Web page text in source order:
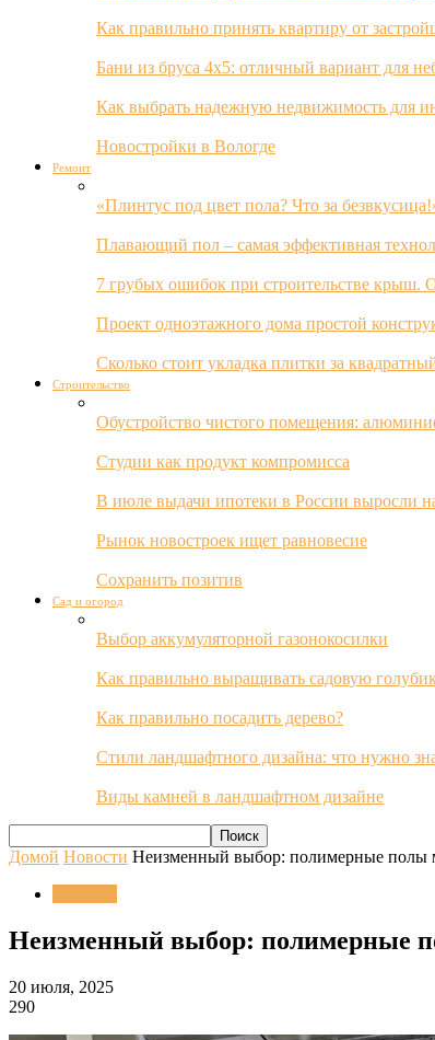
Как правильно принять квартиру от
Бани из бруса 4х5: отличный вариант для
Как выбрать надежную недвижимость для
Новостройки в Вологде
Ремонт
«Плинтус под цвет пола? Что за
Плавающий пол – самая эффективная
7 грубых ошибок при строительстве крыш.
Проект одноэтажного дома простой
Сколько стоит укладка плитки за
Строительство
Обустройство чистого помещения:
Студии как продукт компромисса
В июле выдачи ипотеки в России выросли
Рынок новостроек ищет равновесие
Сохранить позитив
Сад и огород
Выбор аккумуляторной газонокосилки
Как правильно выращивать садовую
Как правильно посадить дерево?
Стили ландшафтного дизайна: что нужно
Виды камней в ландшафтном дизайне
Домой Новости Неизменный выбор: полимерные полы
Неизменный выбор: полимерные
20 июля, 2025
290